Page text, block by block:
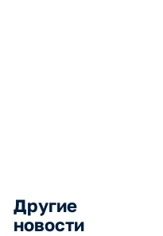
Другие
новости